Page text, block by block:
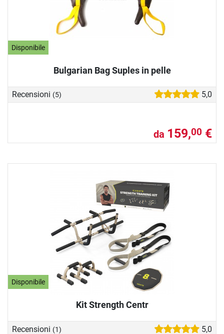
Disponibile
Bulgarian Bag Suples in pelle
Recensioni (5) 5,0
da 159,00 €
Disponibile
Kit Strength Centr
Recensioni (1) 5,0